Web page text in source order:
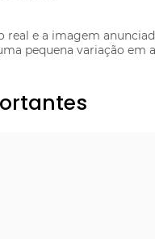
e a imagem
pequena variação em